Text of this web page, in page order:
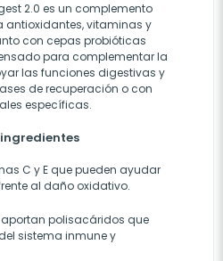
2.0 es un complemento
antioxidantes, vitaminas y
con cepas probióticas
para complementar la
las funciones digestivas y
de recuperación o con
específicas.
C y E que pueden ayudar
al daño oxidativo.
aportan polisacáridos que
sistema inmune y